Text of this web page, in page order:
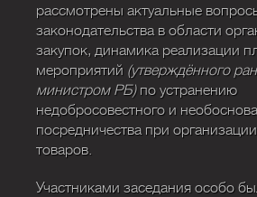
рассмотрены актуальные
законодательства в области
закупок, динамика реализации
мероприятий (утверждённого
министром РБ) по устранению
недобросовестного и
посредничества при
товаров.
Участниками заседания особо